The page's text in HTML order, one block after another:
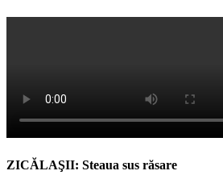
ZICĂLAŞII: Steaua sus răsare